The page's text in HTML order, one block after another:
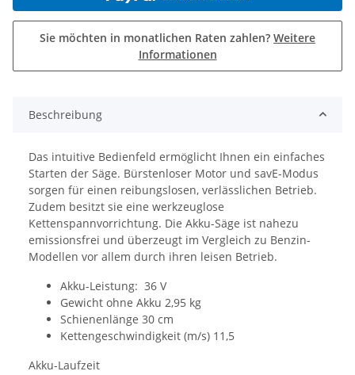
Sie möchten in monatlichen Raten zahlen? Weitere
Informationen
Beschreibung
Das intuitive Bedienfeld ermöglicht Ihnen ein einfaches
Starten der Säge. Bürstenloser Motor und savE-Modus
sorgen für einen reibungslosen, verlässlichen Betrieb.
Zudem besitzt sie eine werkzeuglose
Kettenspannvorrichtung. Die Akku-Säge ist nahezu
emissionsfrei und überzeugt im Vergleich zu Benzin-
Modellen vor allem durch ihren leisen Betrieb.
Akku-Leistung: 36 V
Gewicht ohne Akku 2,95 kg
Schienenlänge 30 cm
Kettengeschwindigkeit (m/s) 11,5
Akku-Laufzeit